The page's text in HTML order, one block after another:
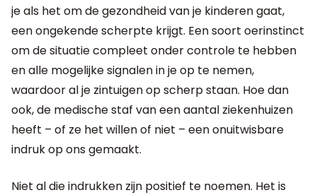
je als het om de gezondheid van je kinderen gaat,
een ongekende scherpte krijgt. Een soort oerinstinct
om de situatie compleet onder controle te hebben
en alle mogelijke signalen in je op te nemen,
waardoor al je zintuigen op scherp staan. Hoe dan
ook, de medische staf van een aantal ziekenhuizen
heeft – of ze het willen of niet – een onuitwisbare
indruk op ons gemaakt.
Niet al die indrukken zijn positief te noemen. Het is